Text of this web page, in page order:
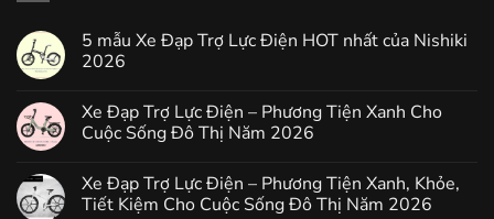
5 mẫu Xe Đạp Trợ Lực Điện HOT nhất của Nishiki
2026
Xe Đạp Trợ Lực Điện – Phương Tiện Xanh Cho
Cuộc Sống Đô Thị Năm 2026
Xe Đạp Trợ Lực Điện – Phương Tiện Xanh, Khỏe,
Tiết Kiệm Cho Cuộc Sống Đô Thị Năm 2026